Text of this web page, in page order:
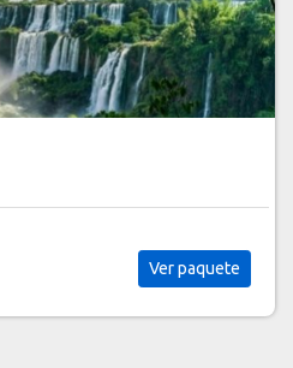
Ver paquete